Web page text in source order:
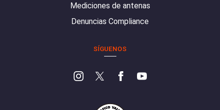
Mediciones de antenas
Denuncias Compliance
SÍGUENOS